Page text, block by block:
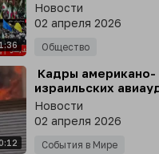
Новости
02 апреля 2026
Общество
⁣ Кадры американо-
израильских
ракетной позиции
районе
Исфахан, Иран
Новости
02 апреля 2026
События в Мире